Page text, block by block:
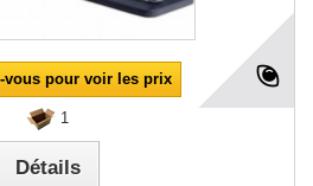
vous pour voir les prix
1
Détails